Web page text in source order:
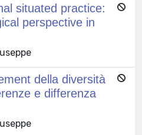
situated practice:
perspective in
della diversità
e differenza